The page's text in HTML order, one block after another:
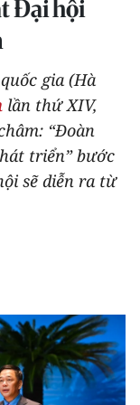
Đại hội
gia (Hà
lần thứ XIV,
“Đoàn
triển” bước
sẽ diễn ra từ